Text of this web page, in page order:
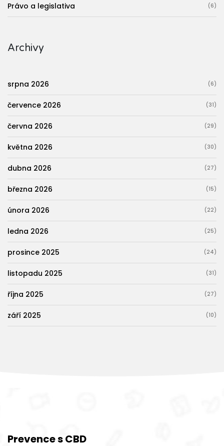
Právo a legislativa (6)
Archivy
srpna 2026 (6)
července 2026 (31)
června 2026 (29)
května 2026 (30)
dubna 2026 (27)
března 2026 (15)
února 2026 (22)
ledna 2026 (25)
prosince 2025 (24)
listopadu 2025 (31)
října 2025 (27)
září 2025 (10)
Prevence s CBD